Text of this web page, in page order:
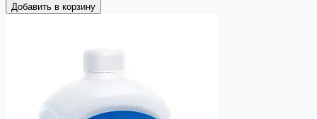
Добавить в корзину